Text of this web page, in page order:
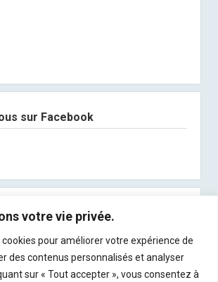
votre vie privée.
pour améliorer votre expérience de
des contenus personnalisés et analyser
sur « Tout accepter », vous consentez à
sur Facebook
à notre newsletter
articles directement dans
!